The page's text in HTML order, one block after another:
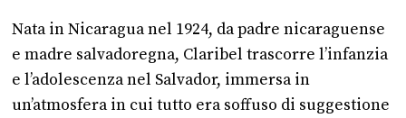
Nata in Nicaragua nel 1924, da padre nicaraguense
e madre salvadoregna, Claribel trascorre l’infanzia
e l’adolescenza nel Salvador, immersa in
un’atmosfera in cui tutto era soffuso di suggestione